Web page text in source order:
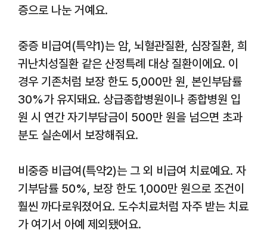
증으로 나눈 거예요.
중증 비급여(특약1)는 암, 뇌혈관질환, 심장질환, 희
귀난치성질환 같은 산정특례 대상 질환이에요. 이
경우 기존처럼 보장 한도 5,000만 원, 본인부담률
30%가 유지돼요. 상급종합병원이나 종합병원 입
원 시 연간 자기부담금이 500만 원을 넘으면 초과
분도 실손에서 보장해줘요.
비중증 비급여(특약2)는 그 외 비급여 치료예요. 자
기부담률 50%, 보장 한도 1,000만 원으로 조건이
훨씬 까다로워졌어요. 도수치료처럼 자주 받는 치료
가 여기서 아예 제외됐어요.